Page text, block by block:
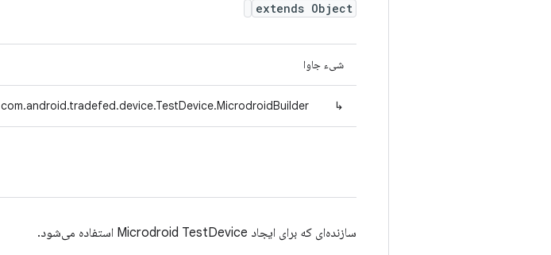
extends Object
شیء جاوا
↳
com.android.tradefed.device.TestDevice.MicrodroidBuilder
سازنده‌ای که برای ایجاد Microdroid TestDevice استفاده می‌شود.